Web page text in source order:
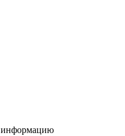
информацию